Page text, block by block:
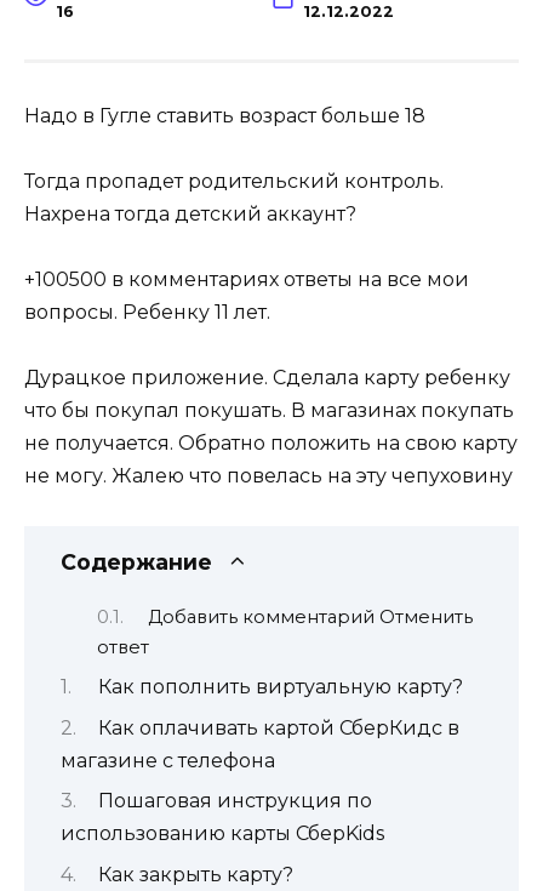
16 12.12.2022
Надо в Гугле ставить возраст больше 18
Тогда пропадет родительский контроль.
Нахрена тогда детский аккаунт?
+100500 в комментариях ответы на все мои
вопросы. Ребенку 11 лет.
Дурацкое приложение. Сделала карту ребенку
что бы покупал покушать. В магазинах покупать
не получается. Обратно положить на свою карту
не могу. Жалею что повелась на эту чепуховину
Содержание
Добавить комментарий Отменить
ответ
Как пополнить виртуальную карту?
Как оплачивать картой СберКидс в
магазине с телефона
Пошаговая инструкция по
использованию карты СберKids
Как закрыть карту?